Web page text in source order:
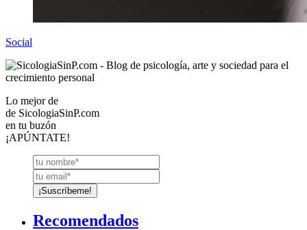
Social
Lo mejor de
de SicologiaSinP.com
en tu buzón
¡APÚNTATE!
Recomendados